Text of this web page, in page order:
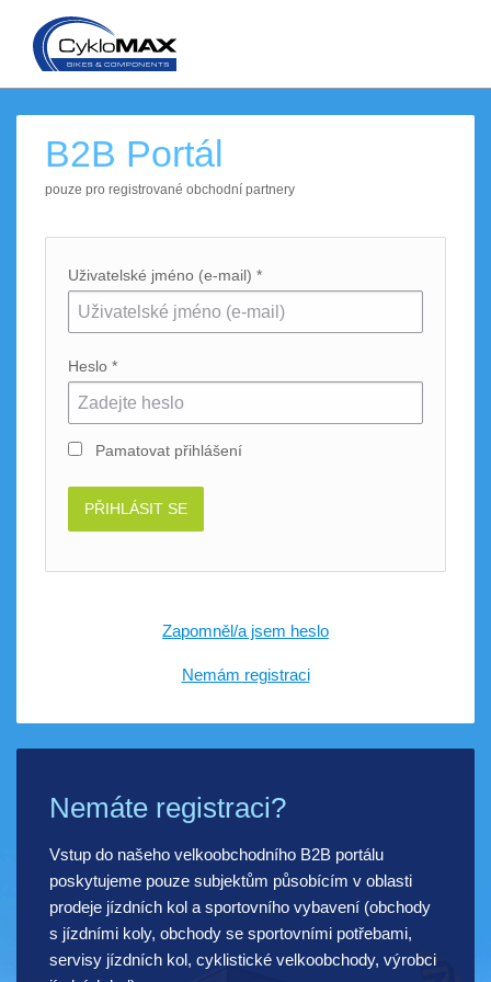
B2B Portál
pouze pro registrované obchodní partnery
Uživatelské jméno (e-mail) *
Heslo *
Pamatovat přihlášení
PŘIHLÁSIT SE
Zapomněl/a jsem heslo
Nemám registraci
Nemáte registraci?
Vstup do našeho velkoobchodního B2B portálu
poskytujeme pouze subjektům působícím v oblasti
prodeje jízdních kol a sportovního vybavení (obchody
s jízdními koly, obchody se sportovními potřebami,
servisy jízdních kol, cyklistické velkoobchody, výrobci